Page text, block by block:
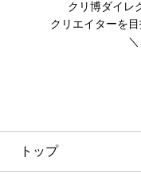
クリ博ダイレ
クリエイターを
トップ